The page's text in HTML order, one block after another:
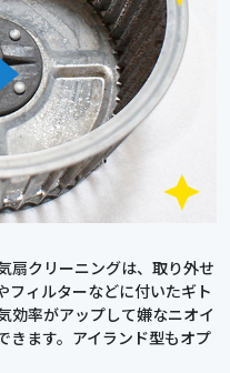
扇クリーニングは、取り外せ
フィルターなどに付いたギト
効率がアップして嫌なニオイ
きます。アイランド型もオプ